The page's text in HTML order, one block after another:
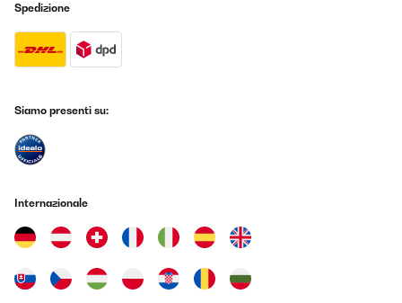
Spedizione
Siamo presenti su:
Internazionale